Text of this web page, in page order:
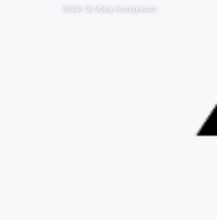
2024-12-05by Archisketch